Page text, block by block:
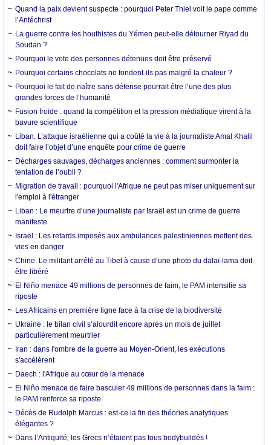
Quand la paix devient suspecte : pourquoi Peter Thiel voit le pape comme
l’Antéchrist
La guerre contre les houthistes du Yémen peut-elle détourner Riyad du
Soudan ?
Pourquoi le vote des personnes détenues doit être préservé
Pourquoi certains chocolats ne fondent-ils pas malgré la chaleur ?
Pourquoi le fait de naître sans défense pourrait être l’une des plus
grandes forces de l’humanité
Fusion froide : quand la compétition et la pression médiatique virent à la
bavure scientifique
Liban. L’attaque israélienne qui a coûté la vie à la journaliste Amal Khalil
doit faire l’objet d’une enquête pour crime de guerre
Décharges sauvages, décharges anciennes : comment surmonter la
tentation de l’oubli ?
Migration de travail : pourquoi l'Afrique ne peut pas miser uniquement sur
l'emploi à l'étranger
Liban : Le meurtre d’une journaliste par Israël est un crime de guerre
manifeste
Israël : Les retards imposés aux ambulances palestiniennes mettent des
vies en danger
Chine. Le militant arrêté au Tibet à cause d’une photo du dalaï-lama doit
être libéré
El Niño menace 49 millions de personnes de faim, le PAM intensifie sa
riposte
Les Africains en première ligne face à la crise de la biodiversité
Ukraine : le bilan civil s’alourdit encore après un mois de juillet
particulièrement meurtrier
Iran : dans l'ombre de la guerre au Moyen-Orient, les exécutions
s'accélèrent
Daech : l'Afrique au cœur de la menace
El Niño menace de faire basculer 49 millions de personnes dans la faim :
le PAM renforce sa riposte
Décès de Rudolph Marcus : est-ce la fin des théories analytiques
élégantes ?
Dans l’Antiquité, les Grecs n’étaient pas tous bodybuildés !